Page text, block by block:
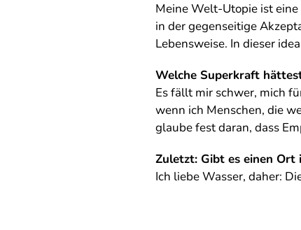
Meine Welt-Utopie ist
in der gegenseitige
Lebensweise. In dieser
Welche Superkraft
Es fällt mir schwer, mich
wenn ich Menschen, die
glaube fest daran, dass
Zuletzt: Gibt es einen Ort
Ich liebe Wasser, daher: